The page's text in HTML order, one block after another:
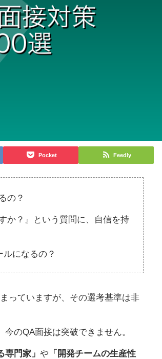
Pocket Feedly
の？
か？』という質問に、自信を持
になるの？
っていますが、その選考基準は非
のQA面接は突破できません。
専門家」 や 「開発チームの生産性